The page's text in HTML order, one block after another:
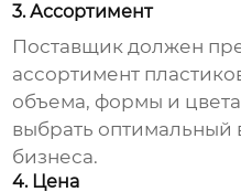
3. Ассортимент
Поставщик должен
ассортимент
объема, формы и
выбрать оптимальный
бизнеса.
4. Цена